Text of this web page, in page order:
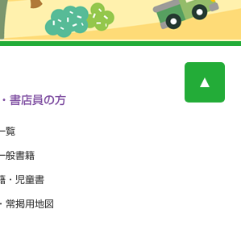
書店員の方
覧
般書籍
・児童書
常掲用地図